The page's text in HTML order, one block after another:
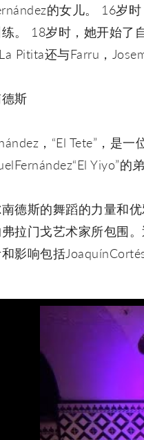
的女儿。 16岁
。 18岁时，她开始了
Pitita还与Farru，
斯
，“El Tete”，是
Yiyo”
德斯的舞蹈的力量和
拉门戈艺术家所包围
影响包括